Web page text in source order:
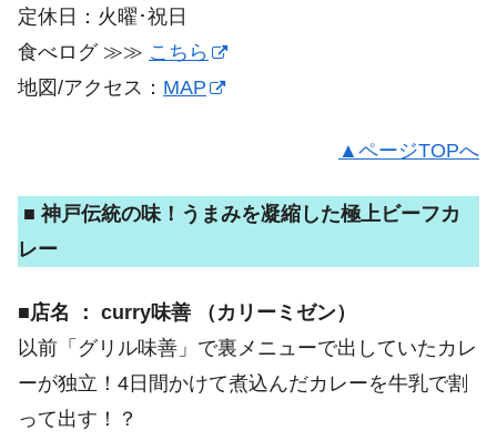
定休日：火曜･祝日
食べログ ≫≫ こちら
地図/アクセス： MAP
▲ページTOPへ
■ 神戸伝統の味！うまみを凝縮した極上ビーフカ
レー
■店名 ： curry味善 （カリーミゼン）
以前「グリル味善」で裏メニューで出していたカレ
ーが独立！4日間かけて煮込んだカレーを牛乳で割
って出す！？